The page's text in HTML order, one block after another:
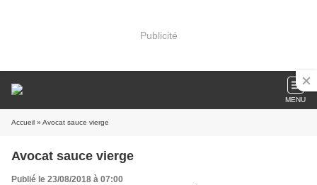
Publicité
MENU
Accueil » Avocat sauce vierge
Avocat sauce vierge
Publié le 23/08/2018 à 07:00